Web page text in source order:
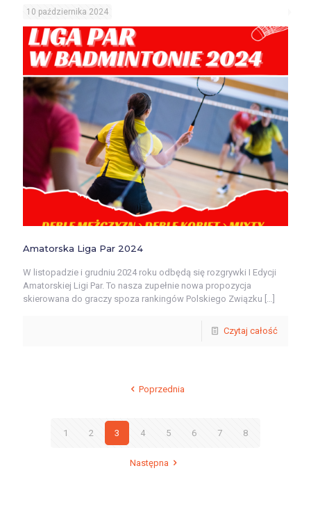
10 października 2024
Amatorska Liga Par 2024
W listopadzie i grudniu 2024 roku odbędą się rozgrywki I Edycji
Amatorskiej Ligi Par. To nasza zupełnie nowa propozycja
skierowana do graczy spoza rankingów Polskiego Związku
Czytaj całość
Poprzednia
1 2 3 4 5 6 7 8
Następna